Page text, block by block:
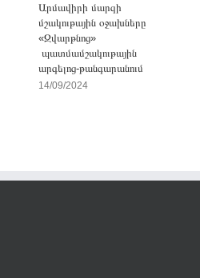
Արմավիրի մարզի
մշակութային օջախները
«Զվարթնոց»
պատմամշակութային
արգելոց-թանգարանում
14/09/2024